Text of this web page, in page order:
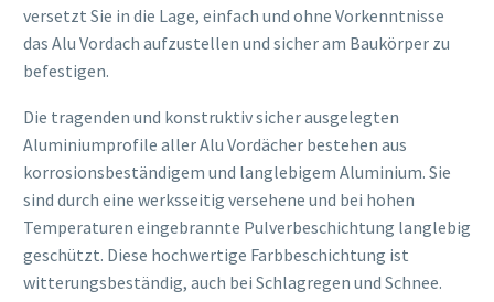
versetzt Sie in die Lage, einfach und ohne Vorkenntnisse
das Alu Vordach aufzustellen und sicher am Baukörper zu
befestigen.
Die tragenden und konstruktiv sicher ausgelegten
Aluminiumprofile aller Alu Vordächer bestehen aus
korrosionsbeständigem und langlebigem Aluminium. Sie
sind durch eine werksseitig versehene und bei hohen
Temperaturen eingebrannte Pulverbeschichtung langlebig
geschützt. Diese hochwertige Farbbeschichtung ist
witterungsbeständig, auch bei Schlagregen und Schnee.